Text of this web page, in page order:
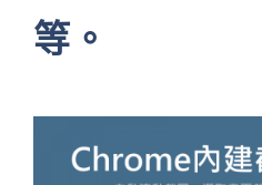
等。